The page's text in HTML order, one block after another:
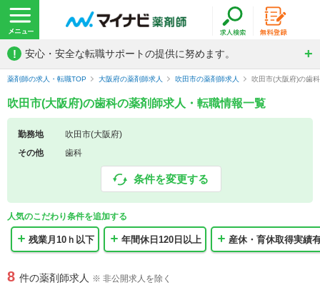
! 安心・安全な転職サポートの提供に努めます。
薬剤師の求人・転職TOP 大阪府の薬剤師求人 吹田市の薬剤師求人 吹田市(大阪府)の歯
吹田市(大阪府)の歯科の薬剤師求人・転職情報一覧
勤務地
吹田市(大阪府)
その他
歯科
条件を変更する
人気のこだわり条件を追加する
残業月10ｈ以下 年間休日120日以上 産休・育休取得実績
8 件の薬剤師求人 ※ 非公開求人を除く